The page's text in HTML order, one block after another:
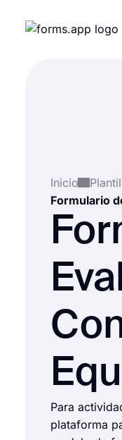
Inicio
Para
plataforma